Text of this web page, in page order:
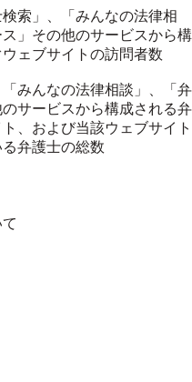
索」、「みんなの法律相
」その他のサービスから構
ェブサイトの訪問者数
みんなの法律相談」、「弁
サービスから構成される弁
、および当該ウェブサイト
弁護士の総数